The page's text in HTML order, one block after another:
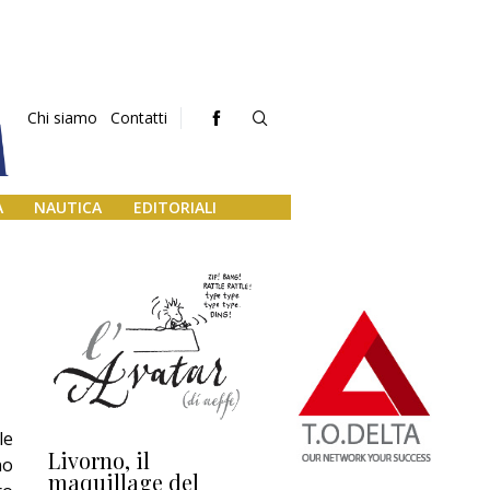
Chi siamo Contatti
NAUTICA EDITORIALI
Livorno, il
maquillage del
L’uscita di scena di